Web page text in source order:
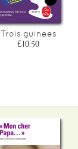
Trois guinees
£10.50